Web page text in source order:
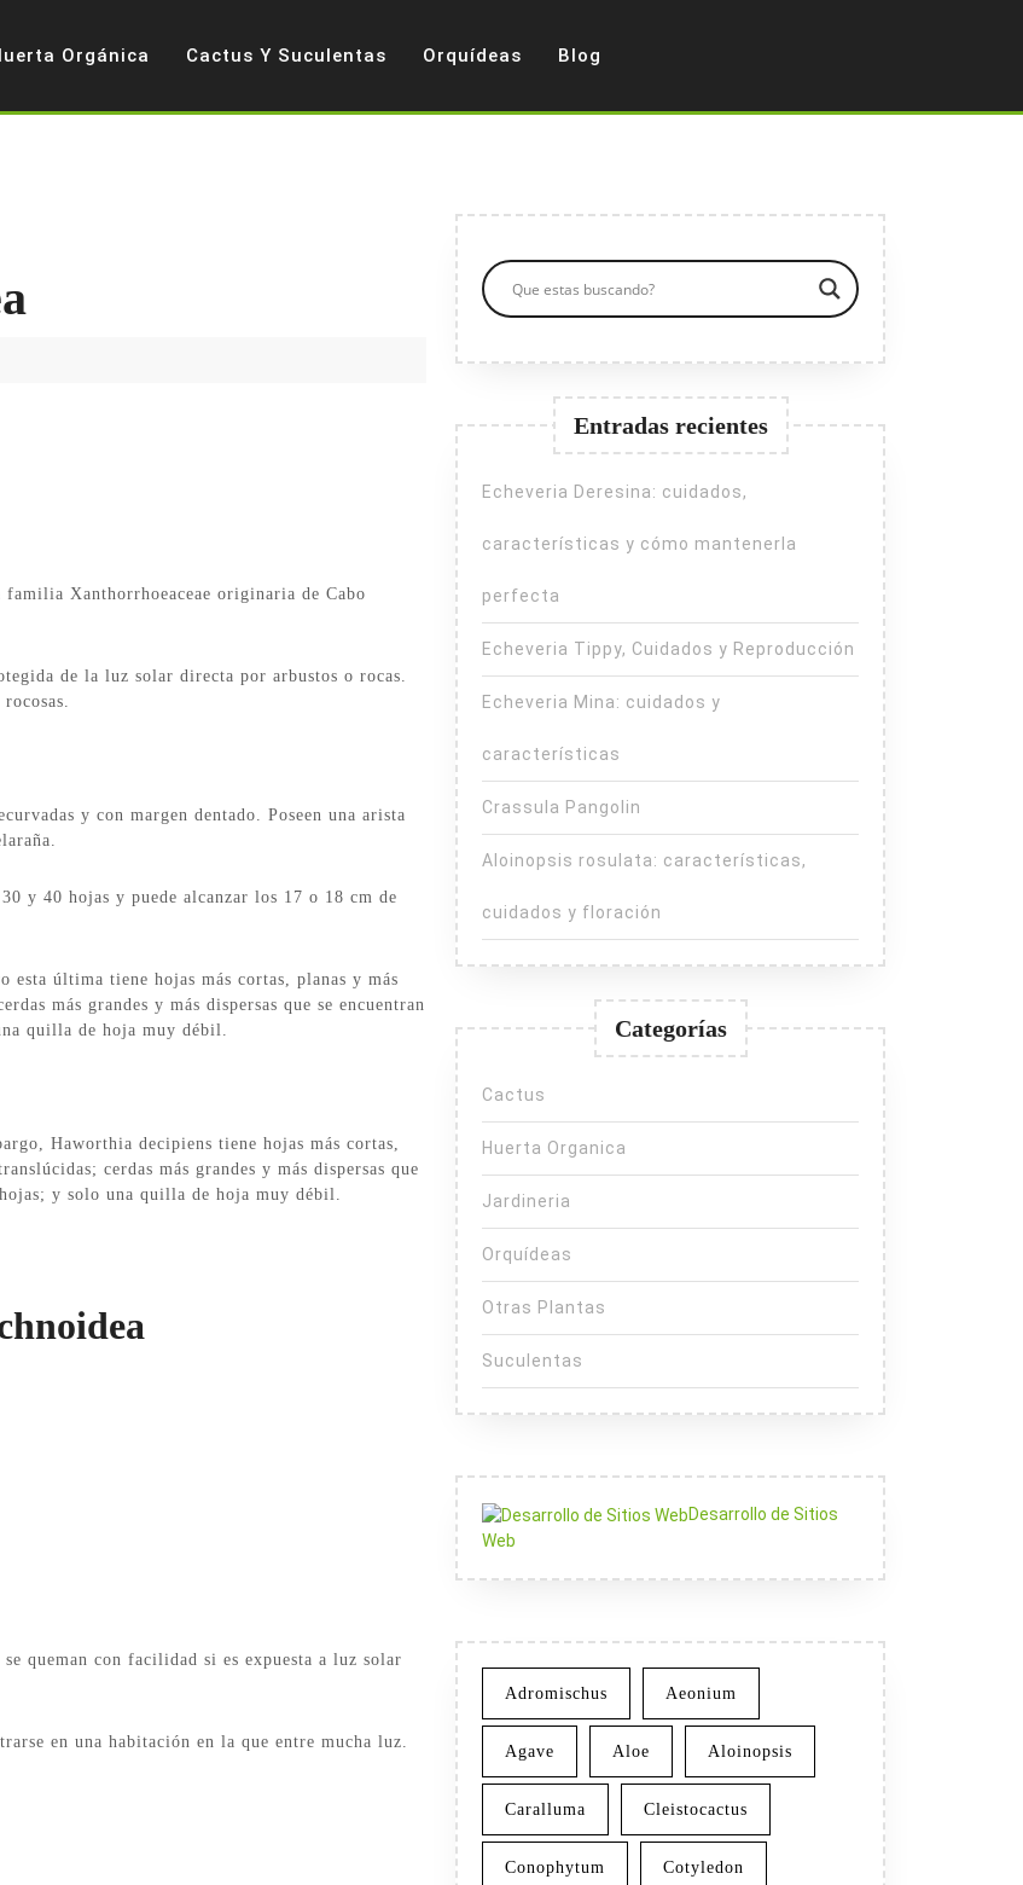
Orgánica Cactus Y Suculentas Orquídeas Blog
familia Xanthorrhoeaceae originaria de Cabo
de la luz solar directa por arbustos o rocas.
y con margen dentado. Poseen una arista
y 40 hojas y puede alcanzar los 17 o 18 cm de
esta última tiene hojas más cortas, planas y más
más grandes y más dispersas que se encuentran
quilla de hoja muy débil.
Haworthia decipiens tiene hojas más cortas,
cerdas más grandes y más dispersas que
y solo una quilla de hoja muy débil.
queman con facilidad si es expuesta a luz solar
en una habitación en la que entre mucha luz.
Entradas recientes
Echeveria Deresina: cuidados,
características y cómo mantenerla
perfecta
Echeveria Tippy, Cuidados y Reproducción
Echeveria Mina: cuidados y
características
Crassula Pangolin
Aloinopsis rosulata: características,
cuidados y floración
Categorías
Cactus
Huerta Organica
Jardineria
Orquídeas
Otras Plantas
Suculentas
Desarrollo de Sitios
Web
Adromischus Aeonium
Agave Aloe Aloinopsis
Caralluma Cleistocactus
Conophytum Cotyledon